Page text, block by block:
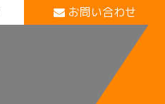
お問い合わせ